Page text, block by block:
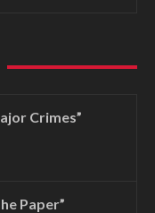
Crimes”
Paper”